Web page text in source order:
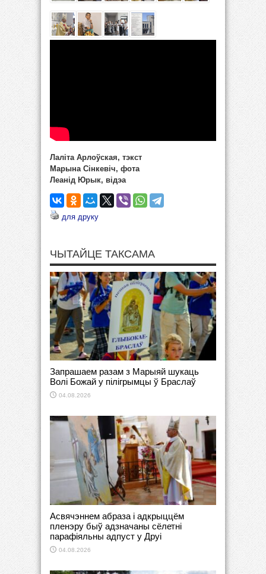
Лаліта Арлоўская, тэкст
Марына Сінкевіч, фота
Леанід Юрык, відэа
для друку
ЧЫТАЙЦЕ ТАКСАМА
Запрашаем разам з Марыяй шукаць
Волі Божай у пілігрымцы ў Браслаў
04.08.2026
Асвячэннем абраза і адкрыццём
пленэру быў адзначаны сёлетні
парафіяльны адпуст у Друі
04.08.2026